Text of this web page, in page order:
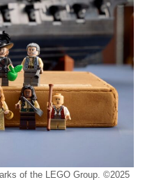
of the LEGO Group. ©2025